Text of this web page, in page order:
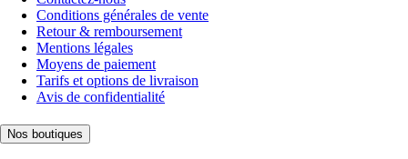
Conditions générales de vente
Retour & remboursement
Mentions légales
Moyens de paiement
Tarifs et options de livraison
Avis de confidentialité
Nos boutiques